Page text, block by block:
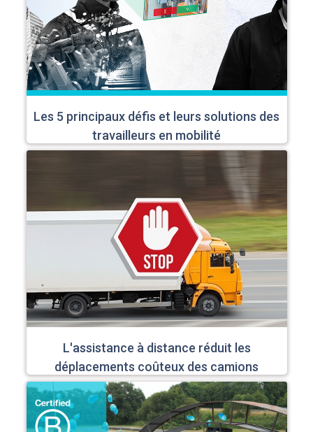
Les 5 principaux défis et leurs solutions des
travailleurs en mobilité
L'assistance à distance réduit les
déplacements coûteux des camions